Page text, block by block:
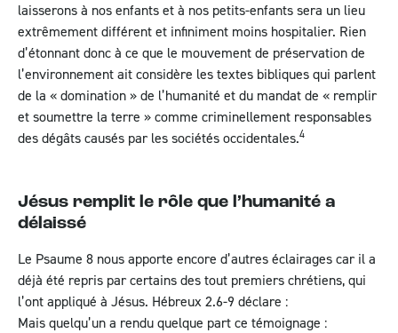
laisserons à nos enfants et à nos petits-enfants sera un lieu
extrêmement différent et infiniment moins hospitalier. Rien
d’étonnant donc à ce que le mouvement de préservation de
l’environnement ait considère les textes bibliques qui parlent
de la « domination » de l’humanité et du mandat de « remplir
et soumettre la terre » comme criminellement responsables
des dégâts causés par les sociétés occidentales.4
Jésus remplit le rôle que l’humanité a
délaissé
Le Psaume 8 nous apporte encore d’autres éclairages car il a
déjà été repris par certains des tout premiers chrétiens, qui
l’ont appliqué à Jésus. Hébreux 2.6-9 déclare :
Mais quelqu’un a rendu quelque part ce témoignage :